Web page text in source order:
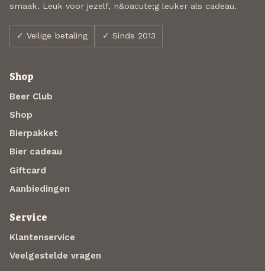
smaak. Leuk voor jezelf, n&oacute;g leuker als cadeau.
✓ Veilige betaling ✓ Sinds 2013
Shop
Beer Club
Shop
Bierpakket
Bier cadeau
Giftcard
Aanbiedingen
Service
Klantenservice
Veelgestelde vragen